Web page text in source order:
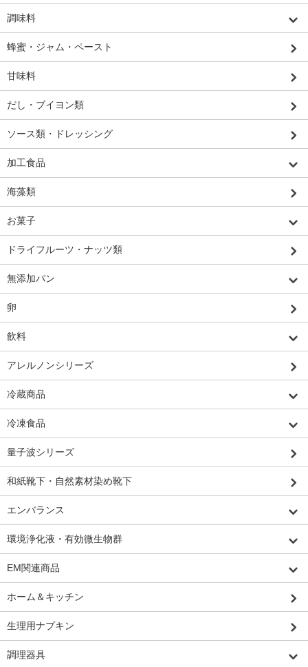
調味料
蜂蜜・ジャム・ペースト
甘味料
だし・ブイヨン類
ソース類・ドレッシング
加工食品
海藻類
お菓子
ドライフルーツ・ナッツ類
無添加パン
卵
飲料
アレルノンシリーズ
冷蔵商品
冷凍食品
量子波シリーズ
和紙靴下・自然素材染め靴下
エンバランス
環境浄化液・有効微生物群
EM関連商品
ホーム＆キッチン
生理用ナプキン
調理器具